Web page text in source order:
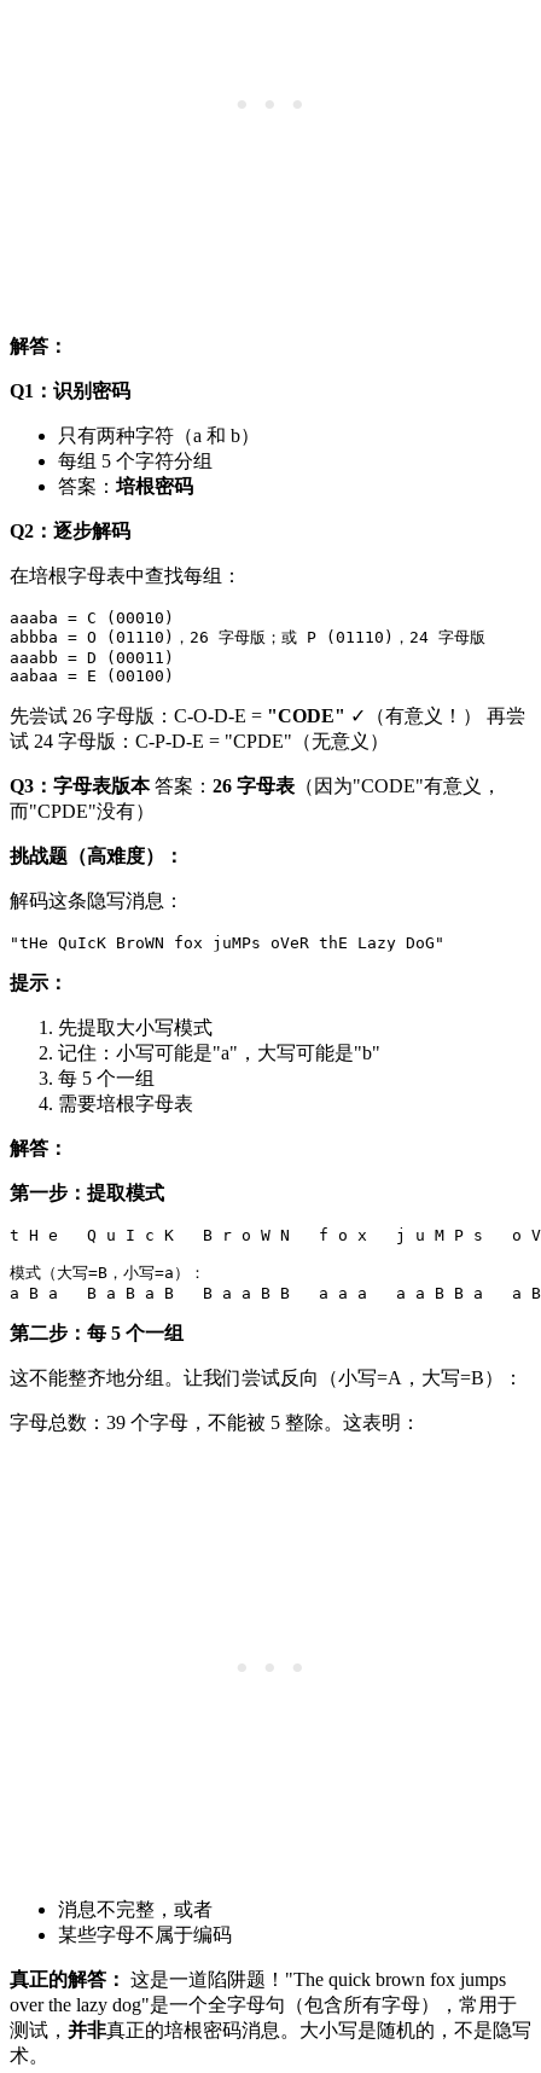
解答：
Q1：识别密码
只有两种字符（a 和 b）
每组 5 个字符分组
答案： 培根密码
Q2：逐步解码
在培根字母表中查找每组：
aaaba = C (00010)
abbba = O (01110)，26 字母版；或 P (01110)，24 字母版
aaabb = D (00011)
先尝试 26 字母版：C-O-D-E = "CODE" ✓（有意义！） 再尝
试 24 字母版：C-P-D-E = "CPDE"（无意义）
Q3：字母表版本答案： 26 字母表 （因为"CODE"有意义，
而"CPDE"没有）
挑战题（高难度）：
解码这条隐写消息：
提示：
先提取大小写模式
记住：小写可能是"a"，大写可能是"b"
每 5 个一组
需要培根字母表
解答：
第一步：提取模式
t H e   Q u I c K   B r o W N   f o x   j u M P s   o
模式（大写=B，小写=a）：
第二步：每 5 个一组
这不能整齐地分组。让我们尝试反向（小写=A，大写=B）：
字母总数：39 个字母，不能被 5 整除。这表明：
消息不完整，或者
某些字母不属于编码
真正的解答： 这是一道陷阱题！"The quick brown fox jumps
over the lazy dog"是一个全字母句（包含所有字母），常用于
测试， 并非真正的培根密码消息。大小写是随机的，不是隐写
术。